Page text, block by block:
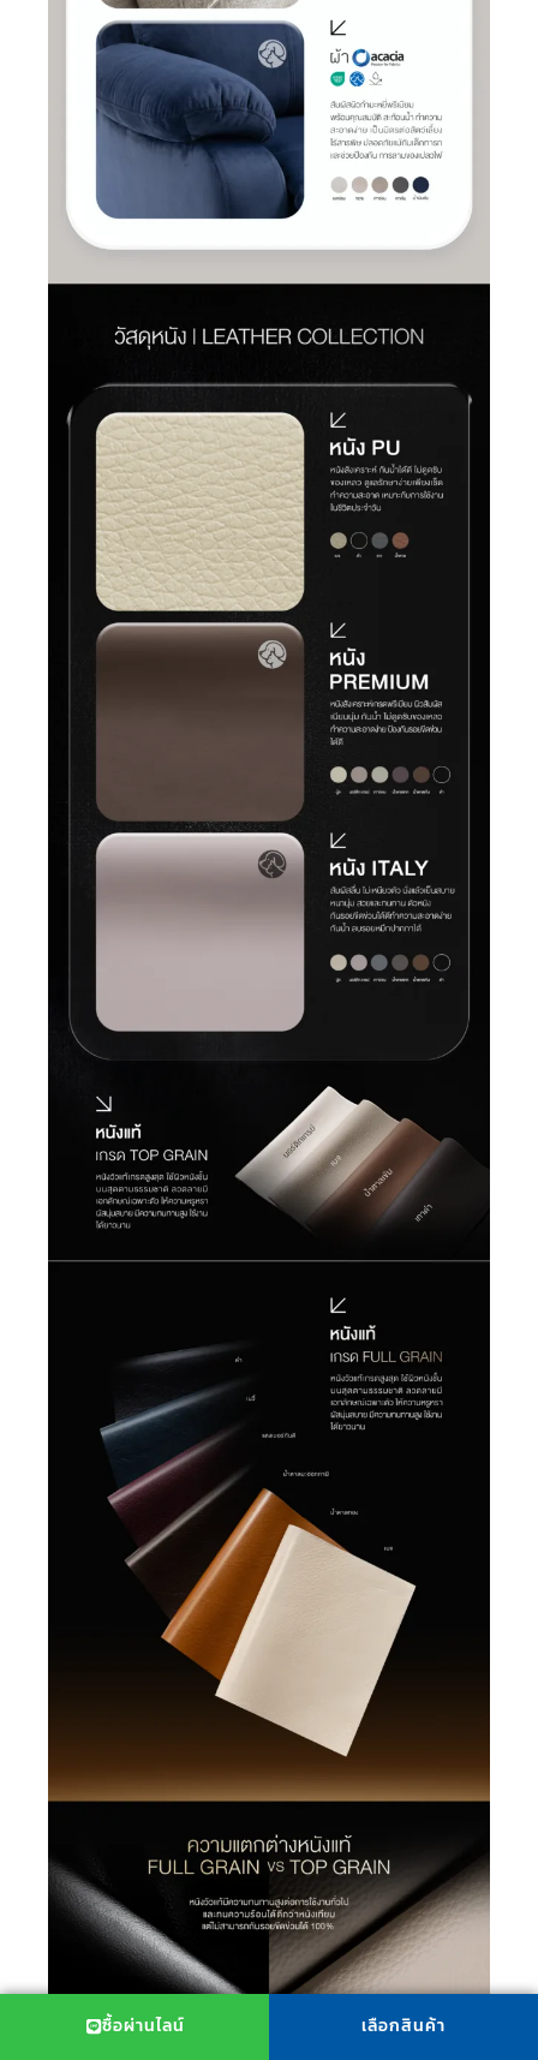
ซื้อผ่านไลน์ เลือกสินค้า